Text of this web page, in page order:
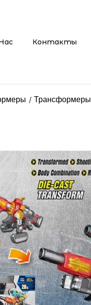
Контакты
Трансформеры